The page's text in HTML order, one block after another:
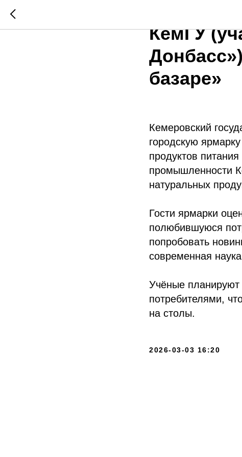
Наука со
КемГУ
базаре»
Кемеровский
городскую
продуктов
промышленности
натуральных
Гости ярмарки
полюбившуюся
попробовать
современная
Учёные планируют
потребителями,
на столы.
2026-03-03 16:20